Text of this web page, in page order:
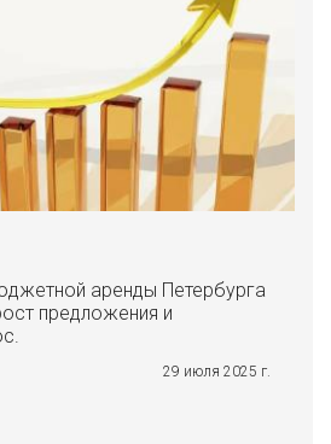
аренды Петербурга
предложения и
29 июля 2025 г.